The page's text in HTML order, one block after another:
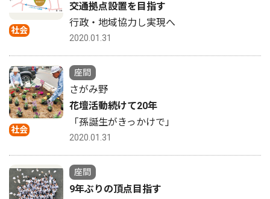
社会
交通拠点設置を目指す
行政・地域協力し実現へ
2020.01.31
社会
座間
さがみ野
花壇活動続けて20年
「孫誕生がきっかけで」
2020.01.31
座間
9年ぶりの頂点目指す